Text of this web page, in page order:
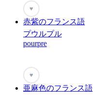
♥
赤紫のフランス語
プウルプル
pourpre
♥
亜麻色のフランス語